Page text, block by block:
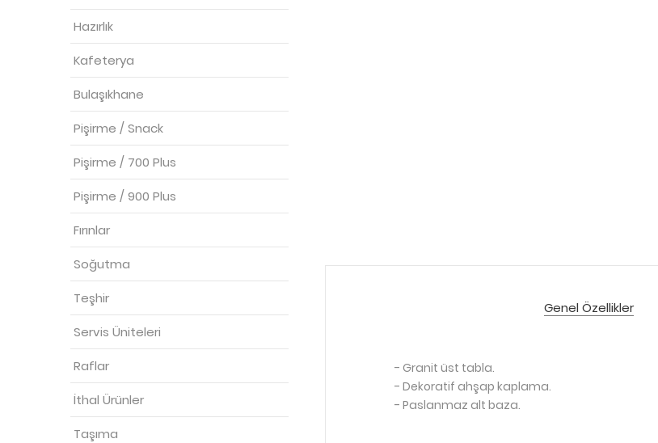
Hazırlık
Kafeterya
Bulaşıkhane
Pişirme / Snack
Pişirme / 700 Plus
Pişirme / 900 Plus
Fırınlar
Soğutma
Teşhir
Servis Üniteleri
Raflar
İthal Ürünler
Taşıma
Genel Özellikler
- Granit üst tabla.
- Dekoratif ahşap kaplama.
- Paslanmaz alt baza.